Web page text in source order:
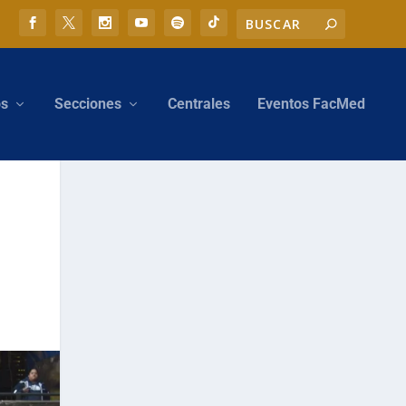
Secciones Centrales Eventos FacMed